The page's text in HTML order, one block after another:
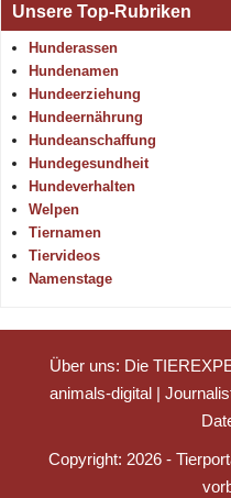
Unsere Top-Rubriken
Hunderassen
Hundenamen
Hundeerziehung
Hundeernährung
Hundeanschaffung
Hundegesundheit
Hundeverhalten
Welpen
Tiernamen
Tiervideos
Namenstage
Über uns: Die
animals-digital|
Copyright: 2026 -